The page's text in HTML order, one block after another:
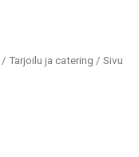
/ Tarjoilu ja catering / Sivu